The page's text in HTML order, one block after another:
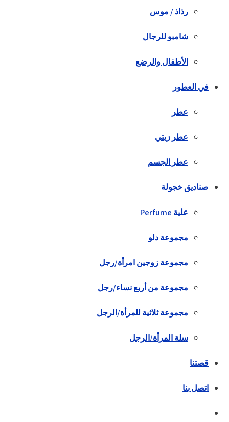
رذاذ / موس
شامبو للرجال
الأطفال والرضع
في العطور
عطر
عطر زيتي
عطر الجسم
صناديق خجولة
علية Perfume
مجموعة دلو
مجموعة زوجين امرأة/رجل
مجموعة من أربع نساء/رجل
مجموعة ثلاثية للمرأة/الرجل
سلة المرأة/الرجل
قصتنا
اتصل بنا